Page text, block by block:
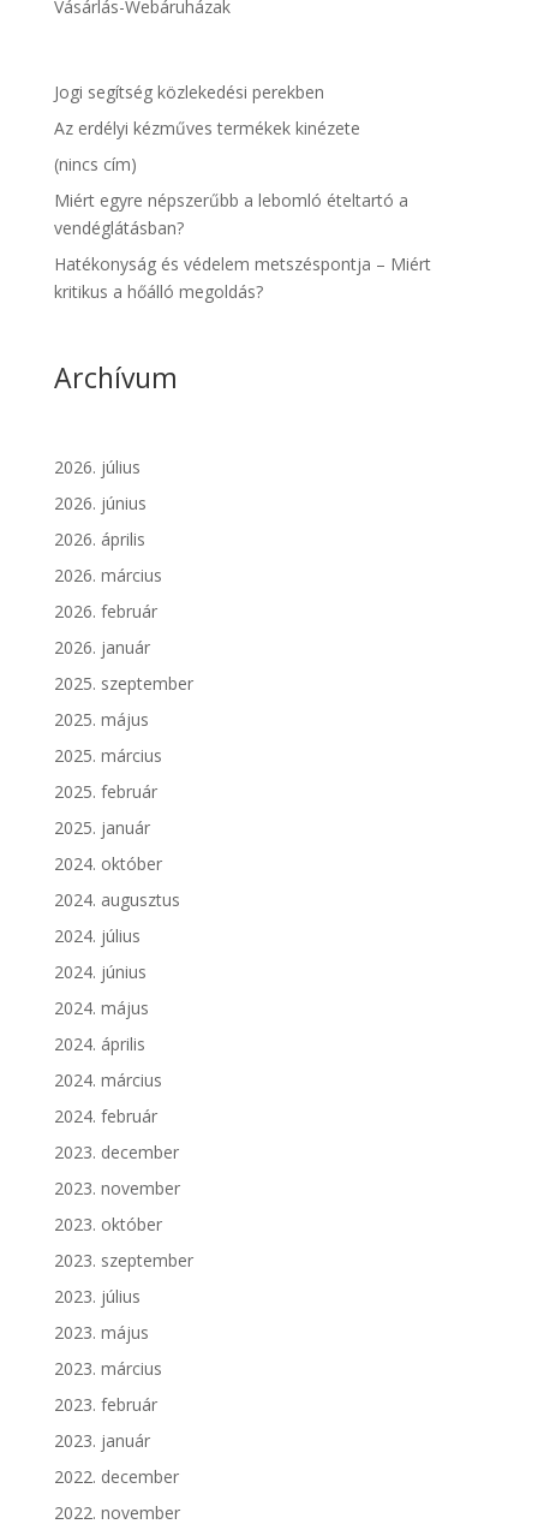
Vásárlás-Webáruházak
Jogi segítség közlekedési perekben
Az erdélyi kézműves termékek kinézete
(nincs cím)
Miért egyre népszerűbb a lebomló ételtartó a
vendéglátásban?
Hatékonyság és védelem metszéspontja – Miért
kritikus a hőálló megoldás?
Archívum
2026. július
2026. június
2026. április
2026. március
2026. február
2026. január
2025. szeptember
2025. május
2025. március
2025. február
2025. január
2024. október
2024. augusztus
2024. július
2024. június
2024. május
2024. április
2024. március
2024. február
2023. december
2023. november
2023. október
2023. szeptember
2023. július
2023. május
2023. március
2023. február
2023. január
2022. december
2022. november